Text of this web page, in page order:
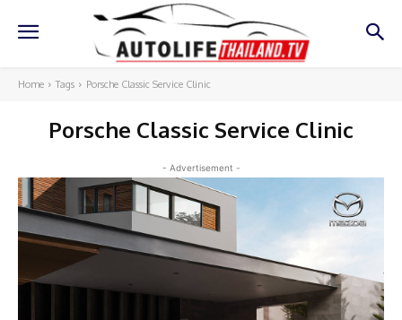
Home Tags Porsche Classic Service Clinic
Porsche Classic Service Clinic
- Advertisement -